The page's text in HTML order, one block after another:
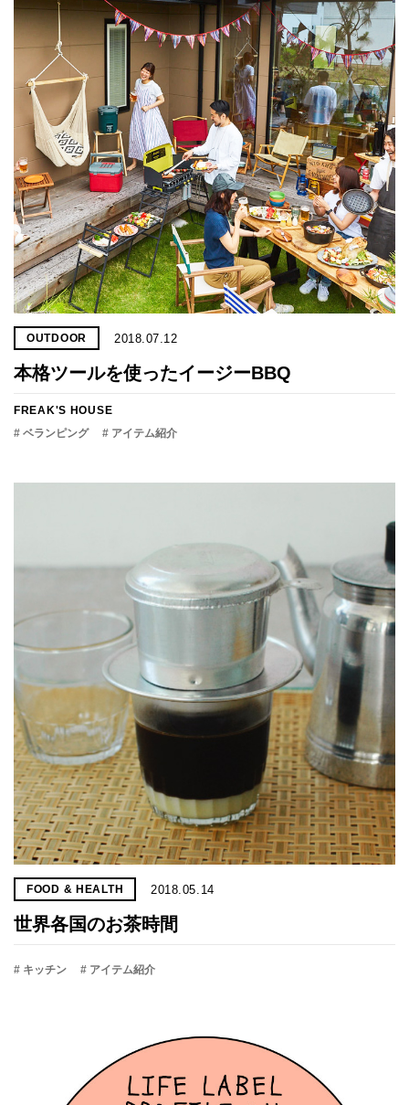
OUTDOOR 2018.07.12
本格ツールを使ったイージーBBQ
FREAK'S HOUSE
# ベランピング
# アイテム紹介
FOOD & HEALTH 2018.05.14
世界各国のお茶時間
# キッチン # アイテム紹介